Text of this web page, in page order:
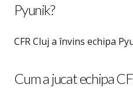
Pyunik?
CFR Cluj a învins echipa
Cum a jucat echipa